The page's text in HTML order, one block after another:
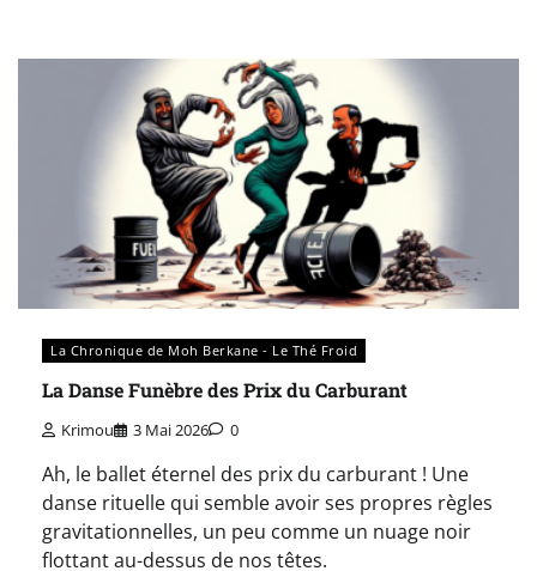
La Chronique de Moh Berkane - Le Thé Froid
La Danse Funèbre des Prix du Carburant
Krimou 3 Mai 2026 0
Ah, le ballet éternel des prix du carburant ! Une
danse rituelle qui semble avoir ses propres règles
gravitationnelles, un peu comme un nuage noir
flottant au-dessus de nos têtes.